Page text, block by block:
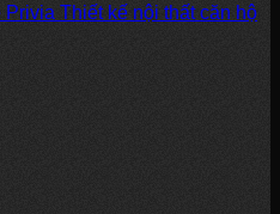
Thiết kế nội thất căn hộ